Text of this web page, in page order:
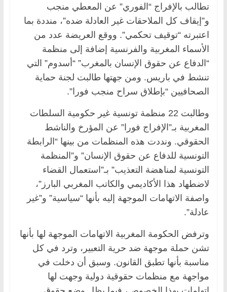
تطالب بالإفراج “الفوري” عن المعطي منجب
و”إيقاف كل الملاحقات غير العادلة ضده”، منددة بما
اعتبرته “توقيف تحكمي”. ووقع العريضة عدد من
الأسماء المغربية والفرنسية إضافة إلى منظمة
“الدفاع عن حقوق الإنسان بالمغرب” “أسدوم” التي
تنشط في باريس. ومن جهتها طالبت لجنة حماية
الصحافيين “بإطلاق سراح منجب فورا”.
وطالبت 22 منظمة تونسية غير حكومية السلطات
المغربية بـ”الإفراج فورا” عن المؤرخ والناشط
الحقوقي. ونددت هذه المنظمات من بينها “الرابطة
التونسية للدفاع عن حقوق الإنسان” و”المنظمة
التونسية لمناهضة التعذيب” بـ”استعمال القضاء
لاضطهاد هذا الأكاديمي والكاتب المغربي البارز”،
واصفة الاتهامات الموجهة إليه بأنها “سياسية” و”غير
عادلة”.
وترفض الحكومة المغربية الاتهامات الموجهة لها بأنها
تشن حملة موجهة ضد حرية التعبير، وترد في كل
مناسبة بأنها تطبق القانون. وسبق أن دخلت في
مواجهة مع منظمات حقوقية دولية وجهت لها